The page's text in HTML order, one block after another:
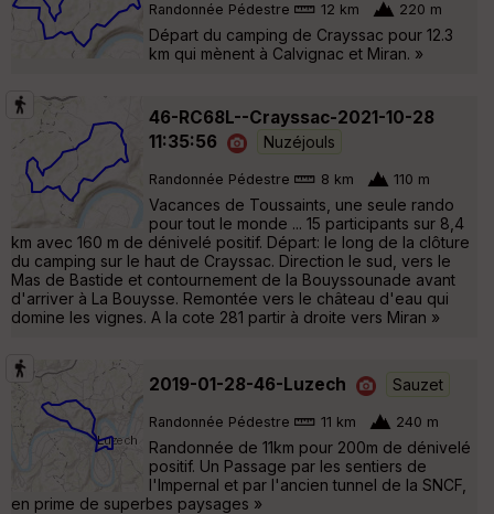
Randonnée Pédestre 12 km 220 m
Départ du camping de Crayssac pour 12.3
km qui mènent à Calvignac et Miran. »
46-RC68L--Crayssac-2021-10-28
11:35:56
Nuzéjouls
Randonnée Pédestre 8 km 110 m
Vacances de Toussaints, une seule rando
pour tout le monde ... 15 participants sur 8,4
km avec 160 m de dénivelé positif. Départ: le long de la clôture
du camping sur le haut de Crayssac. Direction le sud, vers le
Mas de Bastide et contournement de la Bouyssounade avant
d'arriver à La Bouysse. Remontée vers le château d'eau qui
domine les vignes. A la cote 281 partir à droite vers Miran »
2019-01-28-46-Luzech Sauzet
Randonnée Pédestre 11 km 240 m
Randonnée de 11km pour 200m de dénivelé
positif. Un Passage par les sentiers de
l'Impernal et par l'ancien tunnel de la SNCF,
en prime de superbes paysages »